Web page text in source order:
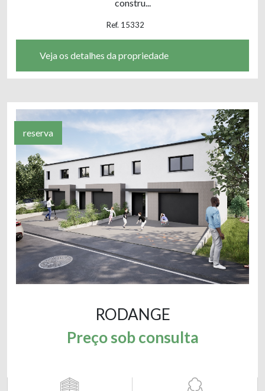
constru...
Ref. 15332
Veja os detalhes da propriedade
reserva
RODANGE
Preço sob consulta